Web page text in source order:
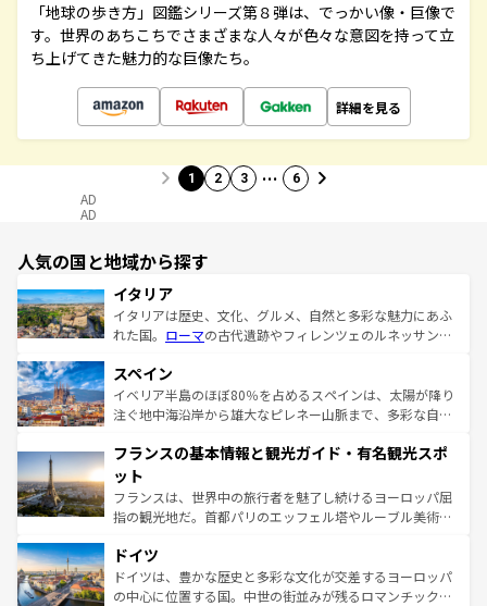
「地球の歩き方」図鑑シリーズ第８弾は、でっかい像・巨像で
す。世界のあちこちでさまざまな人々が色々な意図を持って立
ち上げてきた魅力的な巨像たち。
詳細を見る
1 2 3 … 6
AD
AD
人気の国と地域から探す
イタリア
イタリアは歴史、文化、グルメ、自然と多彩な魅力にあふ
れた国。 ローマの古代遺跡やフィレンツェのルネッサンス
ろん、トスカーナの美しい田園風景やアマルフィ海岸の絶
景など、自然景観も見逃せない。観光の合間には、本場の
ピザやパスタなど、絶品のイタリア料理を堪能することも
ませてくれるイタリアで、忘れられない旅をしてみよう！
なお、新着のイタリア情報は
しい。
スペイン
イベリア半島のほぼ80％を占めるスペインは、太陽が降り
注ぐ地中海沿岸から雄大なピレネー山脈まで、多彩な自然
文化が根付くこの国では、情熱的なフラメンコ、熱気あふ
れる闘牛、そして美味しいタパスが生活の一部となってい
る。首都マドリードの洗練された雰囲気や、バルセロナの
アートに溢れた街角から、地方では古代ローマ遺跡や中世
せる。地方によって風土や気候が異なるスペインはその個
性で訪れる人を魅了する。 なお、新着のスペイン情報は コ
ンテンツ一覧を参照してほしい。
フランスの基本情報と観光ガイド・有名観光スポ
ット
フランスは、世界中の旅行者を魅了し続けるヨーロッパ屈
指の観光地だ。首都パリのエッフェル塔やルーブル美術館
で、幅広い魅力が詰まっている。華麗な宮殿、歴史的な大
聖堂、美しいビーチ、そして豊かな自然が、訪れる者を心
から魅了する。また、フランスは美食の国としても知ら
ドイツ
ドイツは、豊かな歴史と多彩な文化が交差するヨーロッパ
の中心に位置する国。中世の街並みが残るロマンチック街